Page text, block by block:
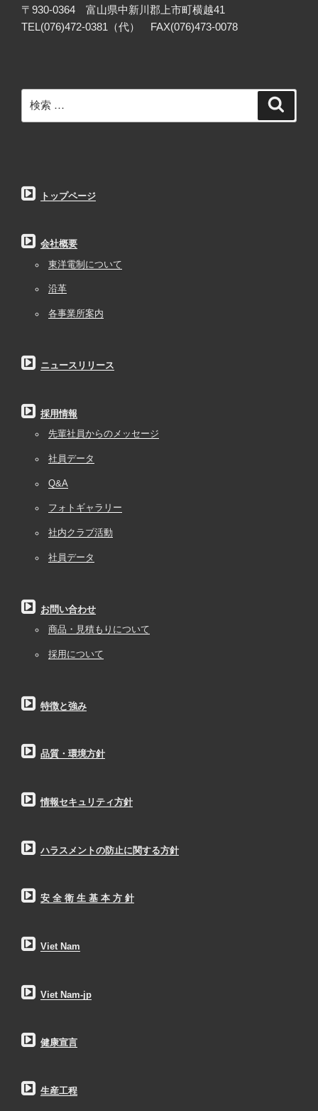
〒930-0364 富山県中新川郡上市町横越41
TEL(076)472-0381（代） FAX(076)473-0078
検
索:
トップページ
会社概要
東洋電制について
沿革
各事業所案内
ニュースリリース
採用情報
先輩社員からのメッセージ
社員データ
Q&A
フォトギャラリー
社内クラブ活動
社員データ
お問い合わせ
商品・見積もりについて
採用について
特徴と強み
品質・環境方針
情報セキュリティ方針
ハラスメントの防止に関する方針
安 全 衛 生 基 本 方 針
Viet Nam
Viet Nam-jp
健康宣言
生産工程